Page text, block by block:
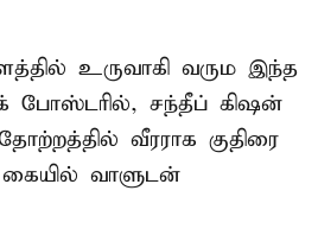
உருவாகி வரும இந்த
போஸ்டரில், சந்தீப் கிஷன்
வீரராக குதிரை
கையில் வாளுடன்